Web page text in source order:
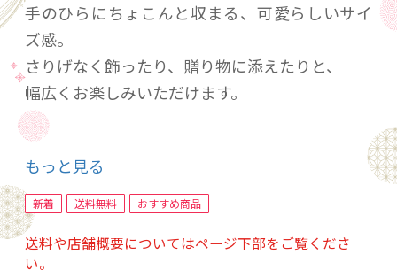
手のひらにちょこんと収まる、可愛らしいサイ
ズ感。
さりげなく飾ったり、贈り物に添えたりと、
幅広くお楽しみいただけます。
また、今回のミニサイズには新デザインの貼り
箱を採用。
作品の魅力をより引き立てる、上品で特別感の
ある仕上がりになっています。
もっと見る
新着 送料無料 おすすめ商品
送料や店舗概要についてはページ下部をご覧くださ
い。